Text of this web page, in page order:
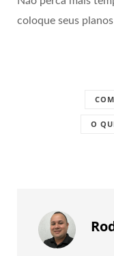
coloque seus
O